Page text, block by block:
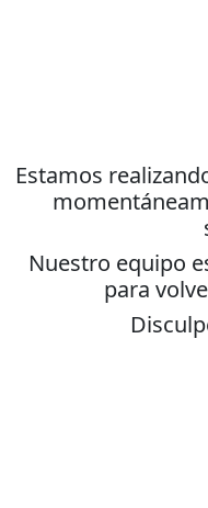
Estamos
Nuestro equipo
para